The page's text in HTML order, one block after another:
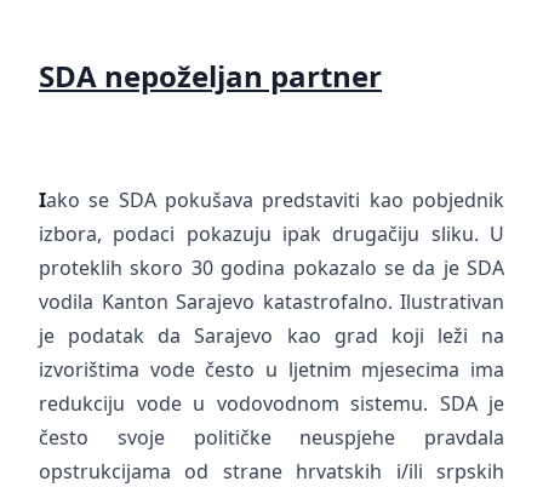
SDA nepoželjan partner
Iako se SDA pokušava predstaviti kao pobjednik
izbora, podaci pokazuju ipak drugačiju sliku. U
proteklih skoro 30 godina pokazalo se da je SDA
vodila Kanton Sarajevo katastrofalno. Ilustrativan
je podatak da Sarajevo kao grad koji leži na
izvorištima vode često u ljetnim mjesecima ima
redukciju vode u vodovodnom sistemu. SDA je
često svoje političke neuspjehe pravdala
opstrukcijama od strane hrvatskih i/ili srpskih